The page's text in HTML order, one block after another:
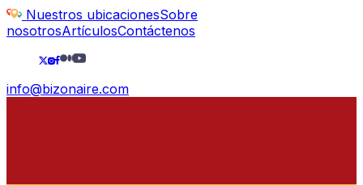
Nuestros ubicacionesSobre
nosotrosArtículosContáctenos
info@bizonaire.com